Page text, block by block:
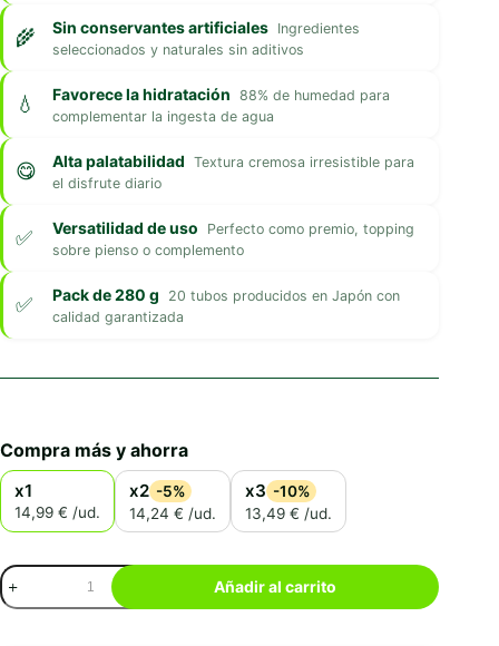
Sin conservantes artificiales Ingredientes
seleccionados y naturales sin aditivos
Favorece la hidratación 88% de humedad para
complementar la ingesta de agua
Alta palatabilidad Textura cremosa irresistible para
el disfrute diario
Versatilidad de uso
Perfecto como premio, topping
sobre pienso o complemento
Pack de 280 g
20 tubos producidos en Japón con
calidad garantizada
Compra más y ahorra
x1
14,99 € /ud.
x2 -5%
14,24 € /ud.
x3 -10%
13,49 € /ud.
Churu
Cat
Variedades
Añadir al carrito